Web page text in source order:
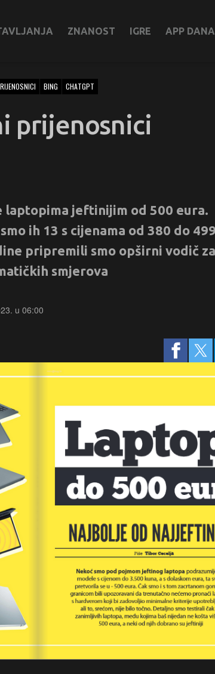
ZNANOST IGRE APP DANA
BING CHATGPT
prijenosnici
laptopima jeftinijim od 500 eura.
ih 13 s cijenama od 380 do
pripremili smo opširni vodič za
smjerova
u 06:00